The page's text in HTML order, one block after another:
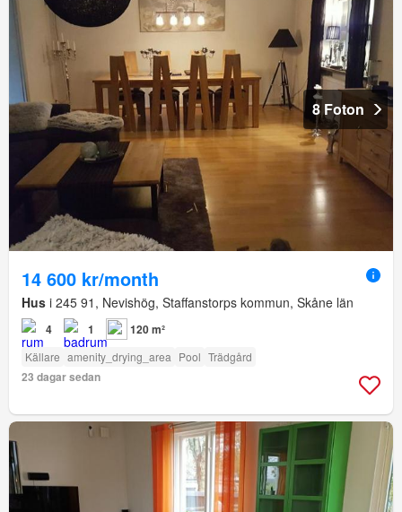
8 Foton
14 600 kr/month
Hus i 245 91, Nevishög, Staffanstorps kommun, Skåne län
4 1 120 m²
Källare amenity_drying_area Pool Trädgård
23 dagar sedan